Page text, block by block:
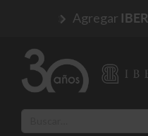
Agregar IBER